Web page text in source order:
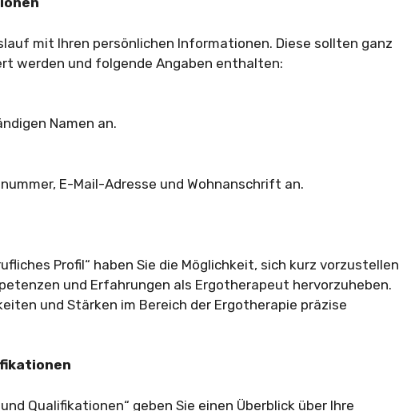
mit Ihren persönlichen Informationen. Diese sollten ganz
werden und folgende Angaben enthalten:
Namen an.
E-Mail-Adresse und Wohnanschrift an.
Profil“ haben Sie die Möglichkeit, sich kurz vorzustellen
und Erfahrungen als Ergotherapeut hervorzuheben.
und Stärken im Bereich der Ergotherapie präzise
Qualifikationen“ geben Sie einen Überblick über Ihre